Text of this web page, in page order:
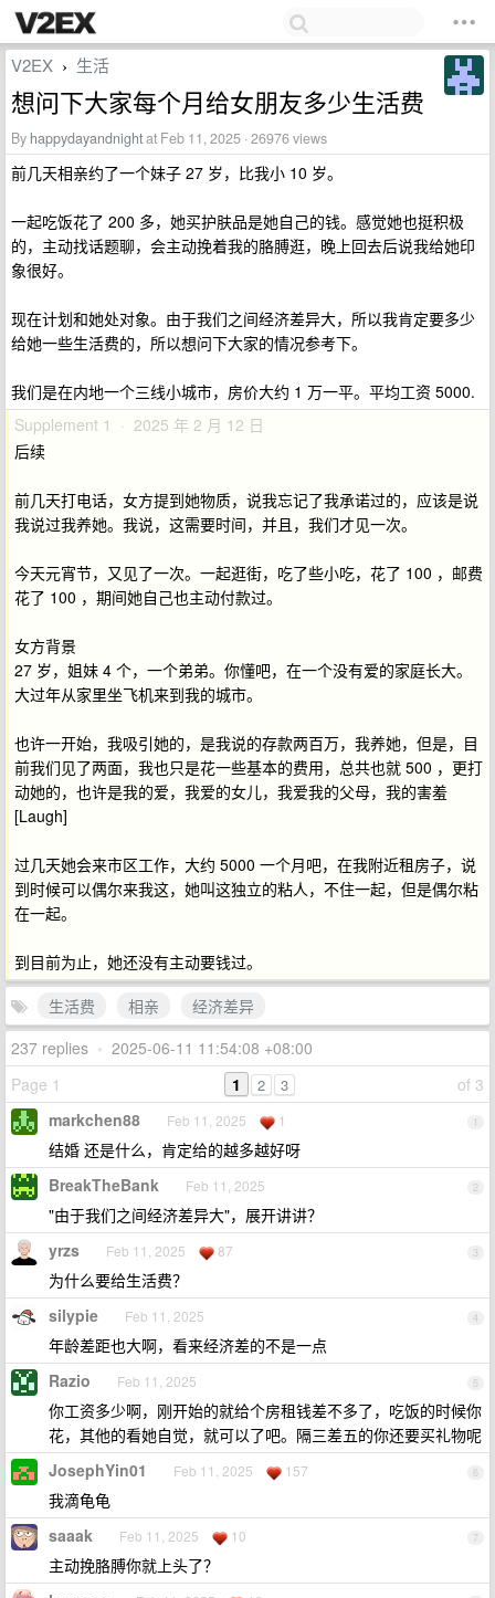
V2EX › 生活
想问下大家每个月给女朋友多少生活费
By happydayandnightat Feb 11, 2025 · 26976 views
前几天相亲约了一个妹子 27 岁，比我小 10 岁。
一起吃饭花了 200 多，她买护肤品是她自己的钱。感觉她也挺积极
的，主动找话题聊，会主动挽着我的胳膊逛，晚上回去后说我给她印
象很好。
现在计划和她处对象。由于我们之间经济差异大，所以我肯定要多少
给她一些生活费的，所以想问下大家的情况参考下。
我们是在内地一个三线小城市，房价大约 1 万一平。平均工资 5000.
Supplement 1 · 2025 年 2 月 12 日
后续
前几天打电话，女方提到她物质，说我忘记了我承诺过的，应该是说
我说过我养她。我说，这需要时间，并且，我们才见一次。
今天元宵节，又见了一次。一起逛街，吃了些小吃，花了 100 ，邮费
花了 100 ，期间她自己也主动付款过。
女方背景
27 岁，姐妹 4 个，一个弟弟。你懂吧，在一个没有爱的家庭长大。
大过年从家里坐飞机来到我的城市。
也许一开始，我吸引她的，是我说的存款两百万，我养她，但是，目
前我们见了两面，我也只是花一些基本的费用，总共也就 500 ，更打
动她的，也许是我的爱，我爱的女儿，我爱我的父母，我的害羞
[Laugh]
过几天她会来市区工作，大约 5000 一个月吧，在我附近租房子，说
到时候可以偶尔来我这，她叫这独立的粘人，不住一起，但是偶尔粘
在一起。
到目前为止，她还没有主动要钱过。
生活费
相亲
经济差异
237 replies • 2025-06-11 11:54:08 +08:00
Page 1
of 3
1 2 3
1
markchen88 Feb 11, 2025 1
结婚 还是什么，肯定给的越多越好呀
2
BreakTheBank Feb 11, 2025
"由于我们之间经济差异大"，展开讲讲？
3
yrzs Feb 11, 2025 87
为什么要给生活费？
4
silypie Feb 11, 2025
年龄差距也大啊，看来经济差的不是一点
5
Razio Feb 11, 2025
你工资多少啊，刚开始的就给个房租钱差不多了，吃饭的时候你
花，其他的看她自觉，就可以了吧。隔三差五的你还要买礼物呢
6
JosephYin01 Feb 11, 2025 157
我滴龟龟
7
saaak Feb 11, 2025 10
主动挽胳膊你就上头了？